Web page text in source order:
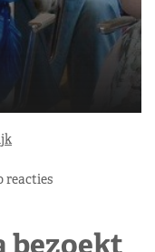
reacties
bezoekt